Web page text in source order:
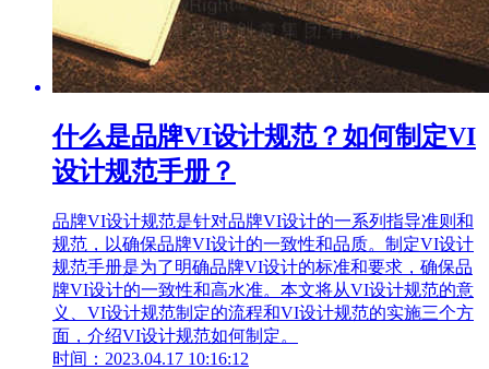
什么是品牌VI设计规范？如何制定VI
设计规范手册？
品牌VI设计规范是针对品牌VI设计的一系列指导准则和
规范，以确保品牌VI设计的一致性和品质。制定VI设计
规范手册是为了明确品牌VI设计的标准和要求，确保品
牌VI设计的一致性和高水准。本文将从VI设计规范的意
义、VI设计规范制定的流程和VI设计规范的实施三个方
面，介绍VI设计规范如何制定。
时间：2023.04.17 10:16:12